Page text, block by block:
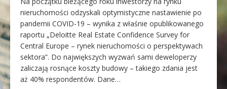
nieruchomości odzyskali optymistyczne nastawienie po
pandemii COVID-19 – wynika z właśnie opublikowanego
raportu „Deloitte Real Estate Confidence Survey for
Central Europe – rynek nieruchomości o perspektywach
sektora”. Do największych wyzwań sami deweloperzy
zaliczają rosnące koszty budowy – takiego zdania jest
aż 40% respondentów. Dane…